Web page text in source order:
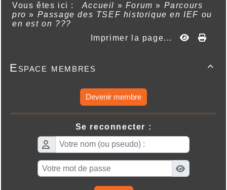
Vous êtes ici : Accueil » Forum » Parcours
pro » Passage des TSEF historique en IEF ou
en est on ???
Imprimer la page...

Espace membres
Devenir membre
Se reconnecter :